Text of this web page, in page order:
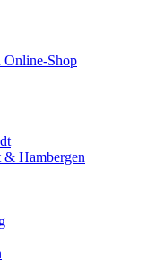
Online-Shop
& Hambergen